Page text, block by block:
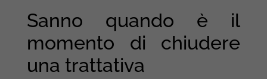
Sanno quando è il
momento di chiudere
una trattativa